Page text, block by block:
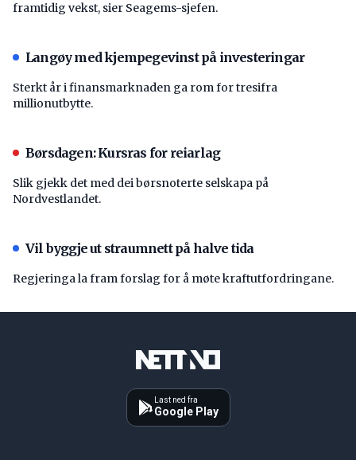
framtidig vekst, sier Seagems-sjefen.
Langøy med kjempegevinst på investeringar
Sterkt år i finansmarknaden ga rom for tresifra
millionutbytte.
Børsdagen: Kursras for reiarlag
Slik gjekk det med dei børsnoterte selskapa på
Nordvestlandet.
Vil byggje ut straumnett på halve tida
Regjeringa la fram forslag for å møte kraftutfordringane.
Last ned fra
Google Play